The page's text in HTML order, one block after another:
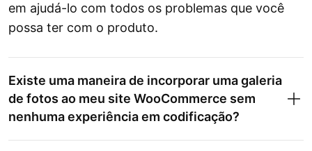
em ajudá-lo com todos os problemas que você
possa ter com o produto.
Existe uma maneira de incorporar uma galeria
de fotos ao meu site WooCommerce sem
nenhuma experiência em codificação?